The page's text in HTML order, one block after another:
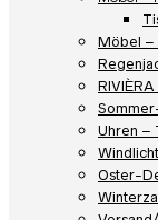
Möbel –
Uhren –
Oster-